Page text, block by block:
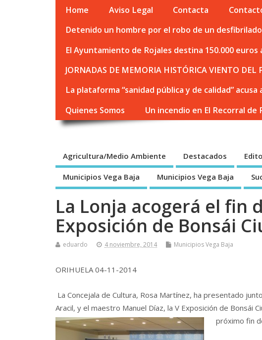
Home Aviso Legal Contacta
Detenido un hombre por el robo de un
El Ayuntamiento de Rojales destina 150.000
JORNADAS DE MEMORIA HISTÓRICA VIENTO
La plataforma “sanidad pública y de calidad”
Quienes Somos
Un incendio en El Recorral
Agricultura/Medio Ambiente Destacados
Municipios Vega Baja Municipios Vega Baja
La Lonja acogerá el fin
Exposición de Bonsái
eduardo 4 noviembre, 2014 Municipios Vega Baja
ORIHUELA 04-11-2014
La Concejala de Cultura, Rosa Martínez, ha presentado
Aracil, y el maestro Manuel Díaz, la V Exposición de Bonsái
próximo fin